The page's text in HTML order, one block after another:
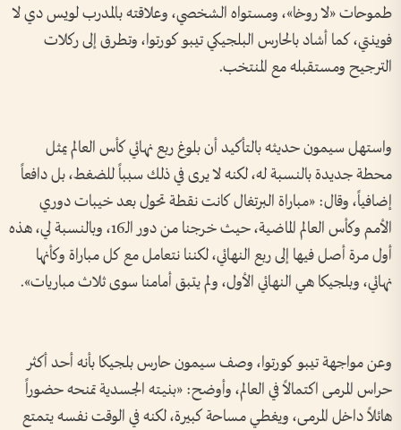
طموحات «لا روخا»، ومستواه الشخصي، وعلاقته بالمدرب لويس دي لا
فوينتي، كما أشاد بالحارس البلجيكي تيبو كورتوا، وتطرق إلى ركلات
الترجيح ومستقبله مع المنتخب.
واستهل سيمون حديثه بالتأكيد أن بلوغ ربع نهائي كأس العالم يمثل
محطة جديدة بالنسبة له، لكنه لا يرى في ذلك سبباً للضغط، بل دافعاً
إضافياً، وقال: «مباراة البرتغال كانت نقطة تحول بعد خيبات دوري
الأمم وكأس العالم الماضية، حيث خرجنا من دور الـ16، وبالنسبة لي، هذه
أول مرة أصل فيها إلى ربع النهائي، لكننا نتعامل مع كل مباراة وكأنها
نهائي، وبلجيكا هي النهائي الأول، ولم يتبق أمامنا سوى ثلاث مباريات».
وعن مواجهة تيبو كورتوا، وصف سيمون حارس بلجيكا بأنه أحد أكثر
حراس المرمى اكتمالاً في العالم، وأوضح: «بنيته الجسدية تمنحه حضوراً
هائلاً داخل المرمى، ويغطي مساحة كبيرة، لكنه في الوقت نفسه يتمتع